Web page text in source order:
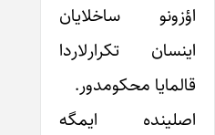
اؤزونو ساخلایان
اینسان تکرارلاردا
قالمایا محکومدور.
اصلینده ایمگه